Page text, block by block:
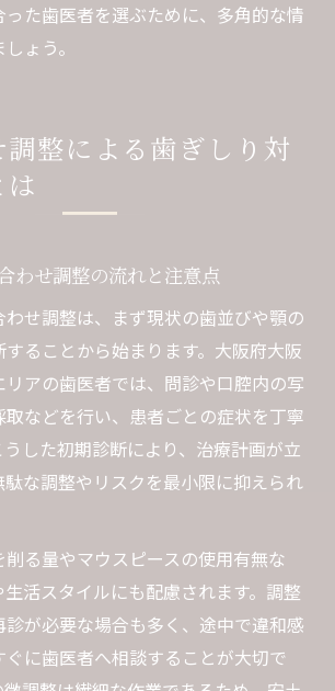
った歯医者を選ぶために、多角的な情
ょう。
整による歯ぎしり対
わせ調整の流れと注意点
せ調整は、まず現状の歯並びや顎の
ることから始まります。大阪府大阪
アの歯医者では、問診や口腔内の写
などを行い、患者ごとの症状を丁寧
した初期診断により、治療計画が立
な調整やリスクを最小限に抑えられ
る量やマウスピースの使用有無な
活スタイルにも配慮されます。調整
が必要な場合も多く、途中で違和感
に歯医者へ相談することが大切で